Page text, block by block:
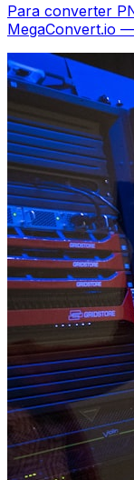
Para converter
MegaConvert.io